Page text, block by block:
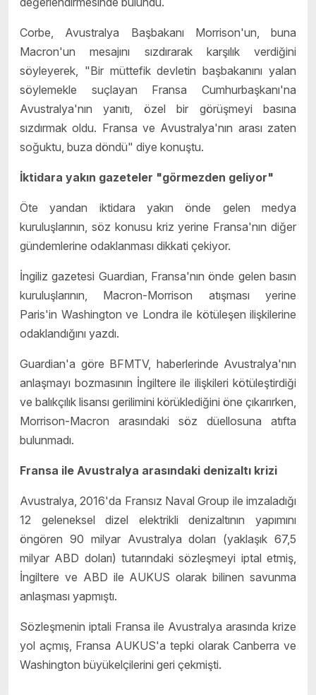
Corbe, Avustralya Başbakanı Morrison'un, buna
Macron'un mesajını sızdırarak karşılık verdiğini
söyleyerek, "Bir müttefik devletin başbakanını yalan
söylemekle suçlayan Fransa Cumhurbaşkanı'na
Avustralya'nın yanıtı, özel bir görüşmeyi basına
sızdırmak oldu. Fransa ve Avustralya'nın arası zaten
soğuktu, buza döndü" diye konuştu.
İktidara yakın gazeteler "görmezden geliyor"
Öte yandan iktidara yakın önde gelen medya
kuruluşlarının, söz konusu kriz yerine Fransa'nın diğer
gündemlerine odaklanması dikkati çekiyor.
İngiliz gazetesi Guardian, Fransa'nın önde gelen basın
kuruluşlarının, Macron-Morrison atışması yerine
Paris'in Washington ve Londra ile kötüleşen ilişkilerine
odaklandığını yazdı.
Guardian'a göre BFMTV, haberlerinde Avustralya'nın
anlaşmayı bozmasının İngiltere ile ilişkileri kötüleştirdiği
ve balıkçılık lisansı gerilimini körüklediğini öne çıkarırken,
Morrison-Macron arasındaki söz düellosuna atıfta
bulunmadı.
Fransa ile Avustralya arasındaki denizaltı krizi
Avustralya, 2016'da Fransız Naval Group ile imzaladığı
12 geleneksel dizel elektrikli denizaltının yapımını
öngören 90 milyar Avustralya doları (yaklaşık 67,5
milyar ABD doları) tutarındaki sözleşmeyi iptal etmiş,
İngiltere ve ABD ile AUKUS olarak bilinen savunma
anlaşması yapmıştı.
Sözleşmenin iptali Fransa ile Avustralya arasında krize
yol açmış, Fransa AUKUS'a tepki olarak Canberra ve
Washington büyükelçilerini geri çekmişti.